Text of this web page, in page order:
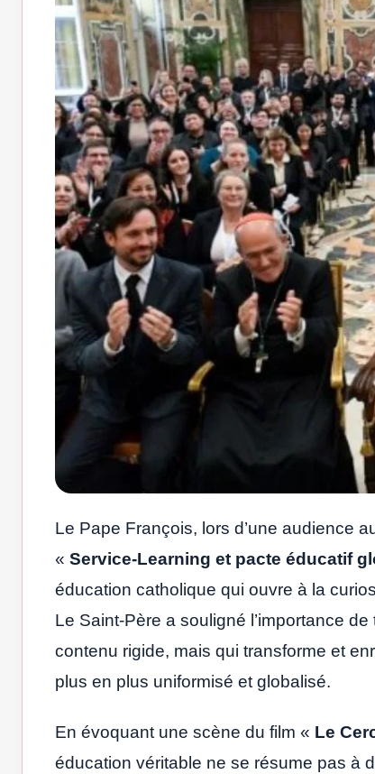
Le Pape François, lors d’une audience
« Service-Learning et pacte éducatif
éducation catholique qui ouvre à la
Le Saint-Père a souligné l’importance
contenu rigide, mais qui transforme et
plus en plus uniformisé et globalisé.
En évoquant une scène du film « Le
éducation véritable ne se résume pas à